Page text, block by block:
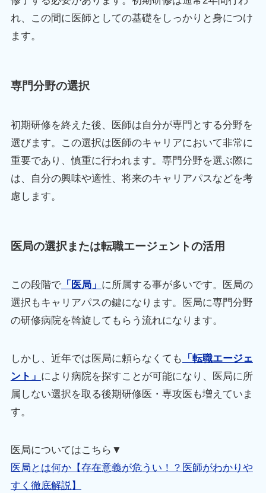
れ、この間に医師としての基礎をしっかりと身につけ
ます。
専門分野の選択
初期研修を終えた後、医師は自分が専門とする分野を
選びます。この選択は医師のキャリアにおいて非常に
重要であり、慎重に行われます。専門分野を選ぶ際に
は、自分の興味や適性、将来のキャリアパスなどを考
慮します。
医局の選択または転職エージェントの活用
この段階で「医局」 に所属する事が多いです。医局の
選択もキャリアパスの鍵になります。医局に専門分野
の研修病院を斡旋してもらう流れになります。
しかし、近年では医局に頼らなくても
「転職エージェ
ント」 により病院を探すことが可能になり、医局に所
属しない選択を取る後期研修医・専攻医も増えていま
す。
医局についてはこちら▼
医局とは何か【存在意義が危うい！？医師がわかりや
すく徹底解説】